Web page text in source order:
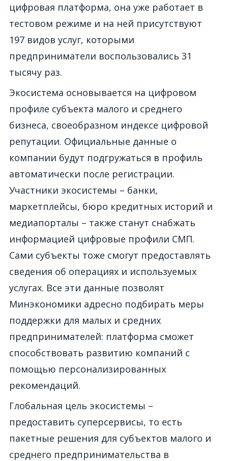
цифровая платформа, она уже работает в
тестовом режиме и на ней присутствуют
197 видов услуг, которыми
предприниматели воспользовались 31
тысячу раз.
Экосистема основывается на цифровом
профиле субъекта малого и среднего
бизнеса, своеобразном индексе цифровой
репутации. Официальные данные о
компании будут подгружаться в профиль
автоматически после регистрации.
Участники экосистемы – банки,
маркетплейсы, бюро кредитных историй и
медиапорталы – также станут снабжать
информацией цифровые профили СМП.
Сами субъекты тоже смогут предоставлять
сведения об операциях и используемых
услугах. Все эти данные позволят
Минэкономики адресно подбирать меры
поддержки для малых и средних
предпринимателей: платформа сможет
способствовать развитию компаний с
помощью персонализированных
рекомендаций.
Глобальная цель экосистемы –
предоставить суперсервисы, то есть
пакетные решения для субъектов малого и
среднего предпринимательства в